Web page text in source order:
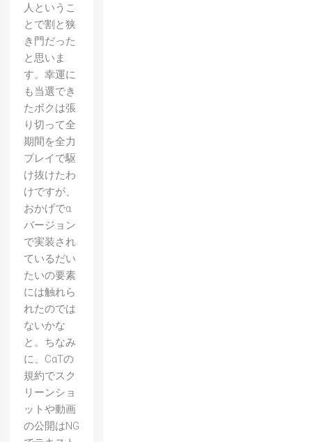
人というこ
とで割と狭
き門だった
と思いま
す。幸運に
も当選でき
たボクは張
り切って全
期間を全力
プレイで駆
け抜けたわ
けですが、
おかげでα
バージョン
で実装され
ているだい
たいの要素
には触れら
れたのでは
ないかな
と。ちなみ
に、CαTの
規約でスク
リーンショ
ットや動画
の公開はNG